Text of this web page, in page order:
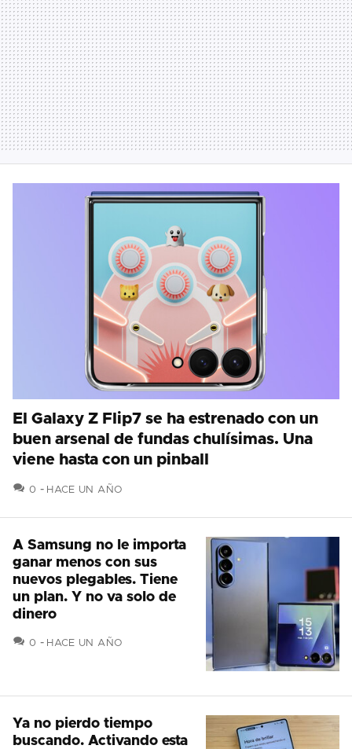
El Galaxy Z Flip7 se ha estrenado con un
buen arsenal de fundas chulísimas. Una
viene hasta con un pinball
0 COMENTARIOS
HACE UN AÑO
A Samsung no le importa
ganar menos con sus
nuevos plegables. Tiene
un plan. Y no va solo de
dinero
0 COMENTARIOS
HACE UN AÑO
Ya no pierdo tiempo
buscando. Activando esta